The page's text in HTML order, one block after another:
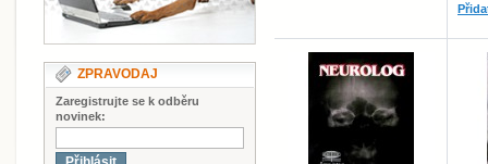
ZPRAVODAJ
Zaregistrujte se k odběru
novinek: